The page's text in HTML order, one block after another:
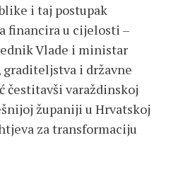
i taj postupak
financira u cijelosti –
Vlade i ministar
i državne
čestitavši varaždinskoj
županiji u Hrvatskoj
za transformaciju